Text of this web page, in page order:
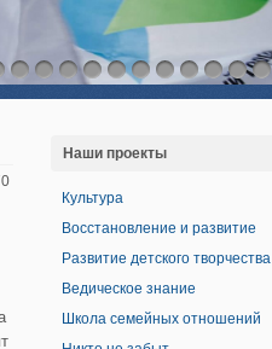
Наши проекты
Культура
Восстановление и развитие
Развитие детского творчества
Ведическое знание
Школа семейных отношений